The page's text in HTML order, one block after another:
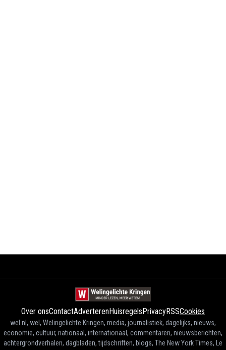
Over onsContactAdverterenHuisregelsPrivacyRSSCookies
wel.nl, wel, Welingelichte Kringen, media, journalistiek, dagelijks, nieuws,
economie, cultuur, nationaal, internationaal, commentaren, nieuwsberichten,
achtergrondverhalen, dagbladen, tijdschriften, blogs, The New York Times, Le